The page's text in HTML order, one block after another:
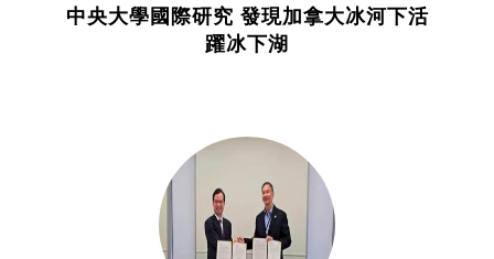
中央大學國際研究 發現加拿大冰河下活
躍冰下湖